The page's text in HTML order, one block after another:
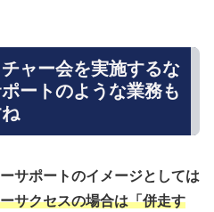
ャー会を実施するな
ートのような業務も
サポートのイメージとしては
サクセスの場合は「併走す